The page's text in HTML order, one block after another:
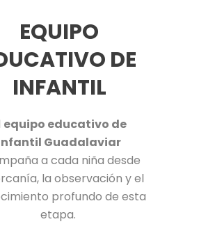
EQUIPO
DE
INFANTIL
equipo educativo de
Guadalaviar
a cada niña desde
la observación y el
profundo de esta
etapa.